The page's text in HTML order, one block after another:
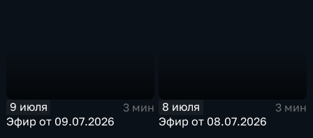
9 июля
3 мин
Эфир от 09.07.2026
8 июля
3 мин
Эфир от 08.07.2026